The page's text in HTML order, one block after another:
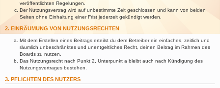
veröffentlichten Regelungen.
Der Nutzungsvertrag wird auf unbestimmte Zeit geschlossen und kann von beiden
Seiten ohne Einhaltung einer Frist jederzeit gekündigt werden.
2. EINRÄUMUNG VON NUTZUNGSRECHTEN
Mit dem Erstellen eines Beitrags erteilst du dem Betreiber ein einfaches, zeitlich und
räumlich unbeschränktes und unentgeltliches Recht, deinen Beitrag im Rahmen des
Boards zu nutzen.
Das Nutzungsrecht nach Punkt 2, Unterpunkt a bleibt auch nach Kündigung des
Nutzungsvertrages bestehen.
3. PFLICHTEN DES NUTZERS